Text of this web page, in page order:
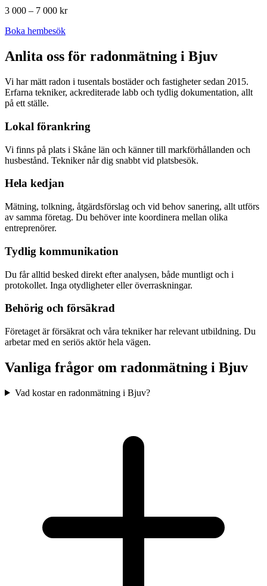
3 000 – 7 000 kr
Boka hembesök
Anlita oss för radonmätning i Bjuv
Vi har mätt radon i tusentals bostäder och fastigheter sedan 2015.
Erfarna tekniker, ackrediterade labb och tydlig dokumentation, allt
på ett ställe.
Lokal förankring
Vi finns på plats i Skåne län och känner till markförhållanden och
husbestånd. Tekniker når dig snabbt vid platsbesök.
Hela kedjan
Mätning, tolkning, åtgärdsförslag och vid behov sanering, allt utförs
av samma företag. Du behöver inte koordinera mellan olika
entreprenörer.
Tydlig kommunikation
Du får alltid besked direkt efter analysen, både muntligt och i
protokollet. Inga otydligheter eller överraskningar.
Behörig och försäkrad
Företaget är försäkrat och våra tekniker har relevant utbildning. Du
arbetar med en seriös aktör hela vägen.
Vanliga frågor om radonmätning i Bjuv
Vad kostar en radonmätning i Bjuv?